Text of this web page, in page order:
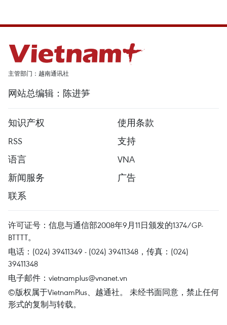
主管部门：越南通讯社
网站总编辑：陈进笋
知识产权
使用条款
RSS
支持
语言
VNA
新闻服务
广告
联系
许可证号：信息与通信部2008年9月11日颁发的1374/GP-
BTTTT。
电话：(024) 39411349 - (024) 39411348，传真：(024)
39411348
电子邮件： vietnamplus@vnanet.vn
©版权属于VietnamPlus、越通社。 未经书面同意，禁止任何
形式的复制与转载。